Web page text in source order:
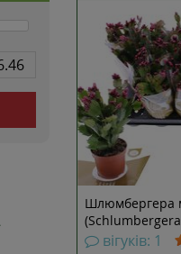
Шлюмбергера
вігуків: 1